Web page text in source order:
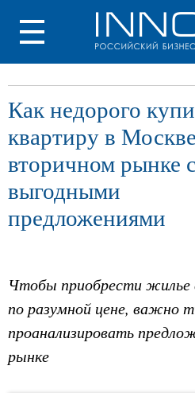
Как недорого
квартиру в
вторичном рынке с
выгодными
предложениями
Чтобы приобрести жилье
по разумной цене, важно
проанализировать
рынке